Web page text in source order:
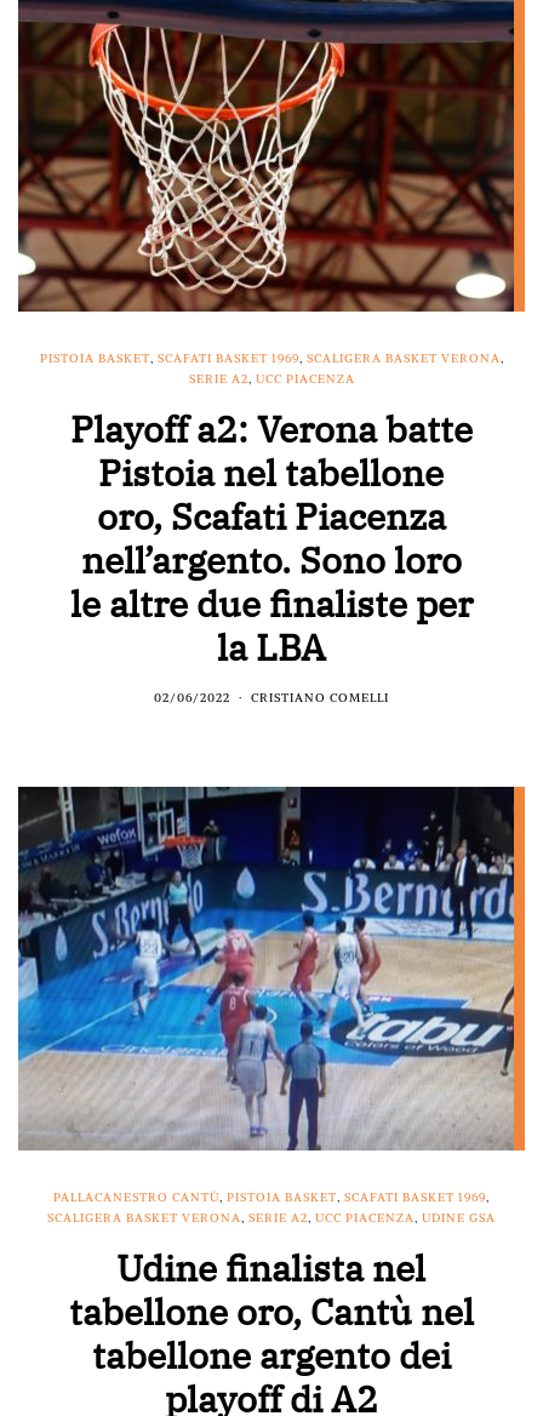
PISTOIA BASKET, SCAFATI BASKET 1969, SCALIGERA BASKET VERONA,
SERIE A2, UCC PIACENZA
Playoff a2: Verona batte
Pistoia nel tabellone
oro, Scafati Piacenza
nell’argento. Sono loro
le altre due finaliste per
la LBA
02/06/2022 CRISTIANO COMELLI
PALLACANESTRO CANTÙ, PISTOIA BASKET, SCAFATI BASKET 1969,
SCALIGERA BASKET VERONA, SERIE A2, UCC PIACENZA, UDINE GSA
Udine finalista nel
tabellone oro, Cantù nel
tabellone argento dei
playoff di A2